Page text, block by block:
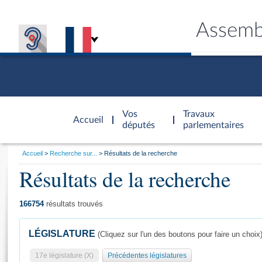
Accueil
d'accueil
Vos
députés
Travaux
parlementaires
Général
Vous
Accueil Recherche sur... Résultats de la recherche
Résultats de la recherche
166754résultats trouvés
LÉGISLATURE (Cliquez sur l'un des boutons pour faire un choix)
17e législature (X) Précédentes législatures